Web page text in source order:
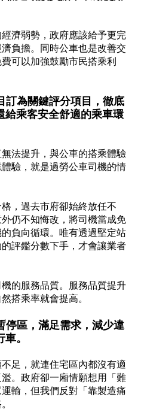
濟弱勢，政府應該給予更完
負擔。同時公車也是改善交
可以加強鼓勵市民搭乘利
訂為關鍵評分項目，徹底
給乘客安全舒適的乘車環
法提升，與公車的搭乘體驗
驗，就是過勞公車司機的情
，過去市府卻始終放任不
仍不知悔改，將司機當成免
負向循環。唯有透過堅定站
評鑑分數下手，才會讓業者
的服務品質。服務品質提升
搭乘率就會提高。
停區，滿足需求，減少違
。
足，就連住宅區內都沒有適
。政府卻一廂情願想用「難
輸，但我們反對「靠製造痛